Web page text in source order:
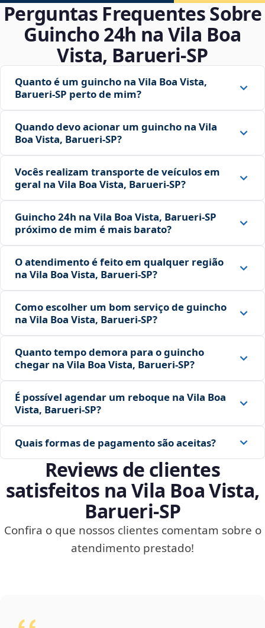
Perguntas Frequentes Sobre
Guincho 24h na Vila Boa
Vista, Barueri‑SP
Quanto é um guincho na Vila Boa Vista,
Barueri‑SP perto de mim?
Quando devo acionar um guincho na Vila
Boa Vista, Barueri‑SP?
Vocês realizam transporte de veículos em
geral na Vila Boa Vista, Barueri‑SP?
Guincho 24h na Vila Boa Vista, Barueri‑SP
próximo de mim é mais barato?
O atendimento é feito em qualquer região
na Vila Boa Vista, Barueri‑SP?
Como escolher um bom serviço de guincho
na Vila Boa Vista, Barueri‑SP?
Quanto tempo demora para o guincho
chegar na Vila Boa Vista, Barueri‑SP?
É possível agendar um reboque na Vila Boa
Vista, Barueri‑SP?
Quais formas de pagamento são aceitas?
Reviews de clientes
satisfeitos na Vila Boa Vista,
Barueri‑SP
Confira o que nossos clientes comentam sobre o
atendimento prestado!